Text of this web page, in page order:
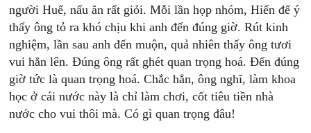
người Huế, nấu ăn rất giỏi. Mỗi lần họp nhóm, Hiến để ý
thấy ông tỏ ra khó chịu khi anh đến đúng giờ. Rút kinh
nghiệm, lần sau anh đến muộn, quả nhiên thấy ông tươi
vui hẳn lên. Đúng ông rất ghét quan trọng hoá. Đến đúng
giờ tức là quan trọng hoá. Chắc hẳn, ông nghĩ, làm khoa
học ở cái nước này là chỉ làm chơi, cốt tiêu tiền nhà
nước cho vui thôi mà. Có gì quan trọng đâu!